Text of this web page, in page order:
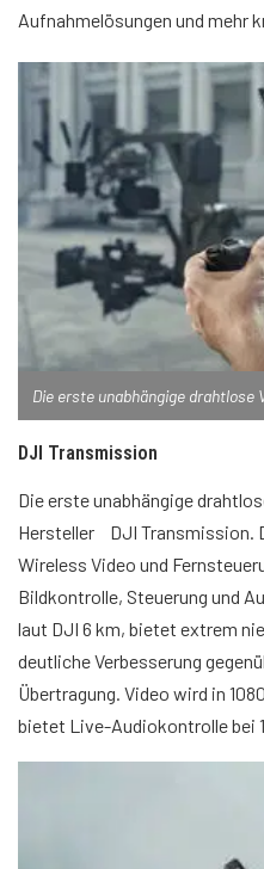
Aufnahmelösungen und mehr
Die erste unabhängige drahtlose
DJI Transmission
Die erste unabhängige
Hersteller DJI Transmission.
Wireless Video und
Bildkontrolle, Steuerung und
laut DJI 6 km, bietet extrem
deutliche Verbesserung
Übertragung. Video wird in
bietet Live-Audiokontrolle bei